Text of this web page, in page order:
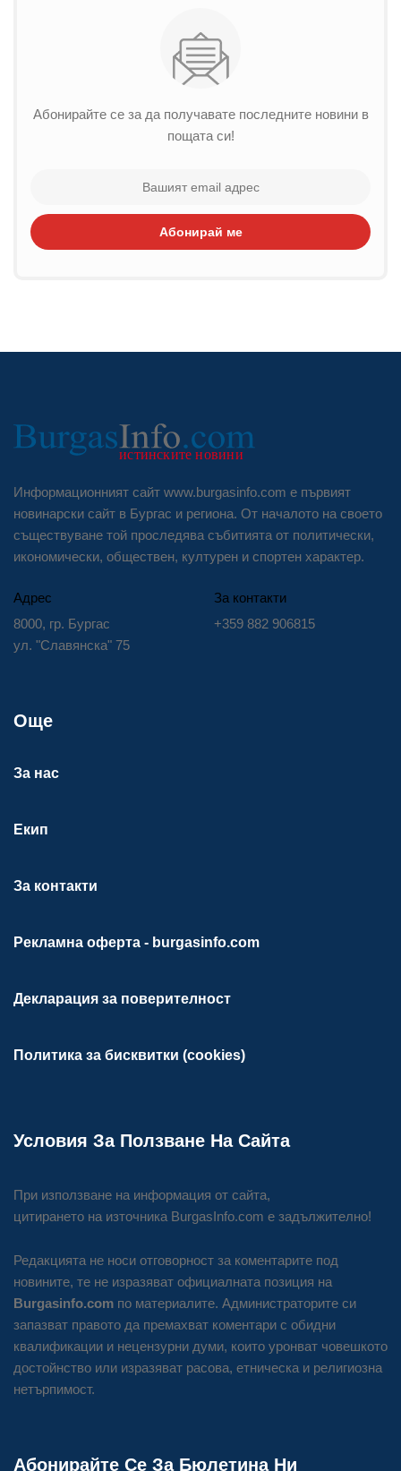
Абонирайте се за да получавате последните новини в
пощата си!
Абонирай ме
Информационният сайт www.burgasinfo.com е първият
новинарски сайт в Бургас и региона. От началото на своето
съществуване той проследява събитията от политически,
икономически, обществен, културен и спортен характер.
Адрес
8000, гр. Бургас
ул. "Славянска" 75
За контакти
+359 882 906815
Още
За нас
Екип
За контакти
Рекламна оферта - burgasinfo.com
Декларация за поверителност
Политика за бисквитки (cookies)
Условия За Ползване На Сайта
При използване на информация от сайта,
цитирането на източника BurgasInfo.com е задължително!
Редакцията не носи отговорност за коментарите под
новините, те не изразяват официалната позиция на
Burgasinfo.com по материалите. Администраторите си
запазват правото да премахват коментари с обидни
квалификации и нецензурни думи, които уронват човешкото
достойнство или изразяват расова, етническа и религиозна
нетърпимост.
Абонирайте Се За Бюлетина Ни